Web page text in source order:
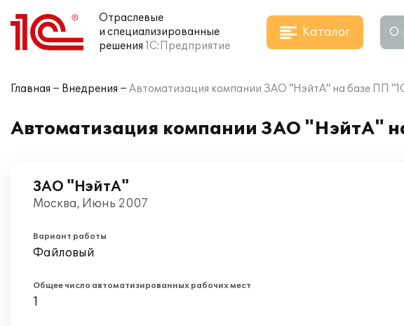
Отраслевые
и специализированные
решения 1С:Предприятие
Каталог О
Главная Внедрения Автоматизация компании ЗАО "НэйтА" на базе ПП
Автоматизация компании ЗАО "НэйтА"
ЗАО "НэйтА"
Москва, Июнь 2007
Вариант работы
Файловый
Общее число автоматизированных рабочих мест
1